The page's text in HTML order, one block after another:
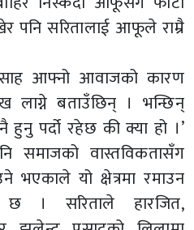
पनि सरितालाई आफूले राम्रै
साह आफ्नो आवाजको कारण
लाग्ने बताउँछिन् । भन्छिन्
हुनु पर्दो रहेछ की क्या हो ।’
समाजको वास्तविकतासँग
भएकाले यो क्षेत्रमा रमाउन
। सरिताले हारजित,